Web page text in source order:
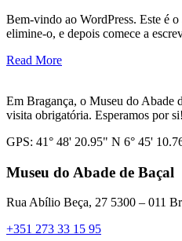
Bem-vindo ao WordPress. Este é
elimine-o, e depois comece a
Read More
Em Bragança, o Museu do Abade
visita obrigatória. Esperamos por si!
GPS: 41° 48' 20.95" N 6° 45'
Museu do Abade de Baçal
Rua Abílio Beça, 27 5300 – 011
+351 273 33 15 95